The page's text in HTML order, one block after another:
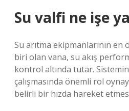
Su valfi ne işe
Su arıtma ekipmanlarının en
biri olan vana, su akış
kontrol altında tutar.
çalışmasında önemli rol
belirli bir hızda hareket